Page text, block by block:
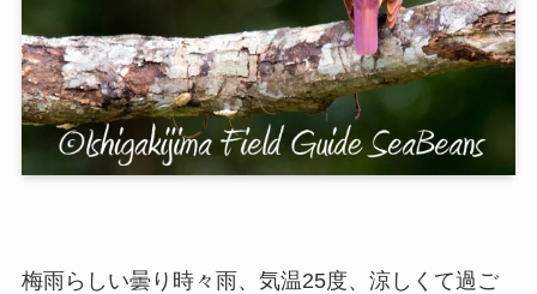
梅雨らしい曇り時々雨、気温25度、涼しくて過ご